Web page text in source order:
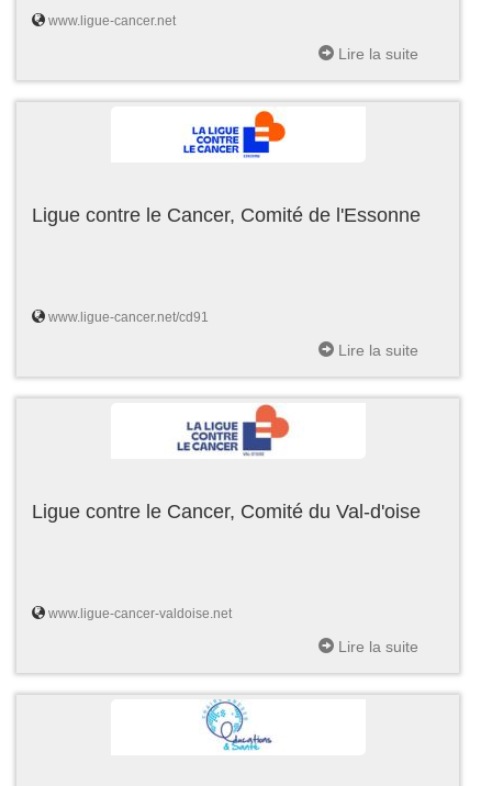
www.ligue-cancer.net
Lire la suite
Ligue contre le Cancer, Comité de l'Essonne
www.ligue-cancer.net/cd91
Lire la suite
Ligue contre le Cancer, Comité du Val-d'oise
www.ligue-cancer-valdoise.net
Lire la suite